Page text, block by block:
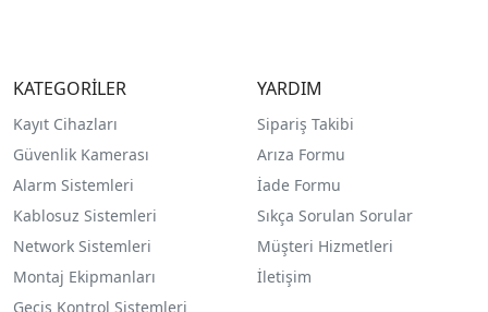
KATEGORİLER
Kayıt Cihazları
Güvenlik Kamerası
Alarm Sistemleri
Kablosuz Sistemleri
Network Sistemleri
Montaj Ekipmanları
Geçiş Kontrol Sistemleri
YARDIM
Sipariş Takibi
Arıza Formu
İade Formu
Sıkça Sorulan Sorular
Müşteri Hizmetleri
İletişim